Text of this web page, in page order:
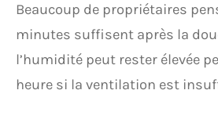
Beaucoup de propriétaires
minutes suffisent après la
l’humidité peut rester élevée
heure si la ventilation est